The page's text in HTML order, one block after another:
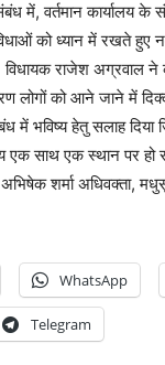
में, वर्तमान कार्यालय
को ध्यान में रखते हुए
विधायक राजेश अग्रवाल ने
लोगों को आने जाने में
में भविष्य हेतु सलाह
एक साथ एक स्थान पर
शर्मा अधिवक्ता,
WhatsApp
Telegram